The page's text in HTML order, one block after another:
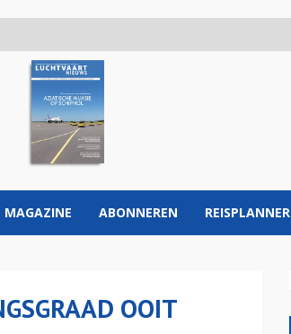
MAGAZINE ABONNEREN REISPLANNER
OOIT